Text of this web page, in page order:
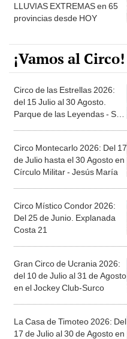
LLUVIAS EXTREMAS en 65
provincias desde HOY
¡Vamos al Circo!
Circo de las Estrellas 2026:
del 15 Julio al 30 Agosto.
Parque de las Leyendas - San
Circo Montecarlo 2026: Del 17
de Julio hasta el 30 Agosto en
Círculo Militar - Jesús María
Circo Místico Condor 2026:
Del 25 de Junio. Explanada
Costa 21
Gran Circo de Ucrania 2026:
del 10 de Julio al 31 de Agosto
en el Jockey Club-Surco
La Casa de Timoteo 2026: Del
17 de Julio al 30 de Agosto en